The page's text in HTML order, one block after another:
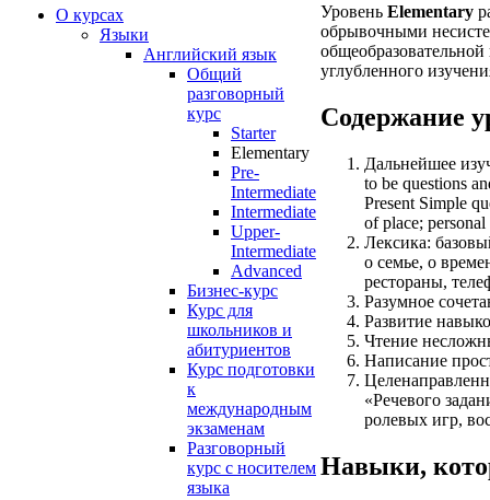
О курсах
Языки
Английский язык
Общий
разговорный
курс
Starter
Elementary
Pre-
Intermediate
Intermediate
Upper-
Intermediate
Advanced
Бизнес-курс
Курс для
школьников и
абитуриентов
Курс подготовки
к
международным
экзаменам
Разговорный
курс с носителем
языка
Уровень Elementary
обрывочными
углубленного
Содержание
Дальнейшее
to be questions
Present Simple
of place;
Лексика:
о семье, о
рестораны,
Разумное
Развитие
Чтение
Написание
«Речевого
ролевых игр,
Навыки,